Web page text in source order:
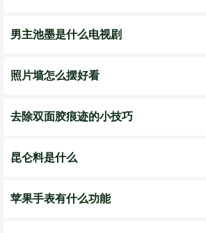
男主池墨是什么电视剧
照片墙怎么摆好看
去除双面胶痕迹的小技巧
昆仑料是什么
苹果手表有什么功能